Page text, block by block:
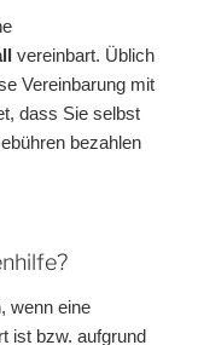
vereinbart. Üblich
Vereinbarung mit
dass Sie selbst
bezahlen
wenn eine
ist bzw. aufgrund